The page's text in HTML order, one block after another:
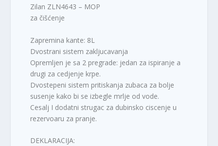
Zilan ZLN4643 – MOP
za čišćenje
Zapremina kante: 8L
Dvostrani sistem zakljucavanja
Opremljen je sa 2 pregrade: jedan za ispiranje a
drugi za cedjenje krpe.
Dvostepeni sistem pritiskanja zubaca za bolje
susenje kako bi se izbegle mrlje od vode.
Cesalj I dodatni strugac za dubinsko ciscenje u
rezervoaru za pranje.
DEKLARACIJA: